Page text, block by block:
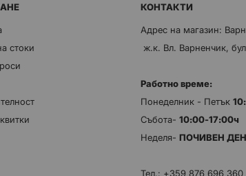
стоки
КОНТАКТИ
Адрес на магазин:
ж.к. Вл. Варненчик,
Работно време:
Понеделник - Петък
Събота- 10:00-17:00ч
Неделя- ПОЧИВЕН ДЕН
Тел.: +359 876 696 360